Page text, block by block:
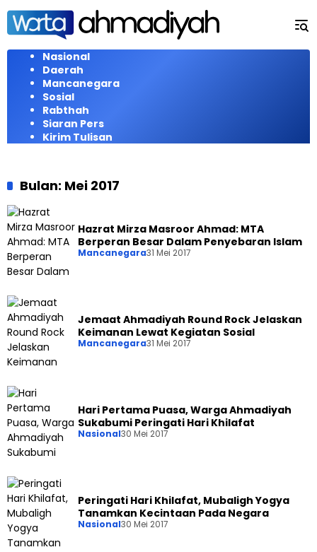
Langsung
konten
Nasional
Daerah
Mancanegara
Sosial
Rabthah
Siaran Pers
Kirim Tulisan
Bulan: Mei 2017
Hazrat Mirza Masroor Ahmad: MTA
Berperan Besar Dalam Penyebaran Islam
Mancanegara31 Mei 2017
Jemaat Ahmadiyah Round Rock Jelaskan
Keimanan Lewat Kegiatan Sosial
Mancanegara31 Mei 2017
Hari Pertama Puasa, Warga Ahmadiyah
Sukabumi Peringati Hari Khilafat
Nasional30 Mei 2017
Peringati Hari Khilafat, Mubaligh Yogya
Tanamkan Kecintaan Pada Negara
Nasional30 Mei 2017